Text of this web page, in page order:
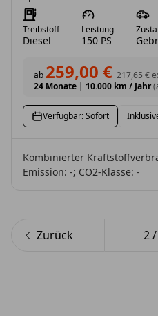
Treibstoff
Diesel
Leistung
150 PS
ab 259,00 € 217,65 €
24 Monate | 10.000 km / Jahr
Verfügbar: Sofort
Kombinierter
Emission: -; CO2-Klasse: -
Zurück 2/